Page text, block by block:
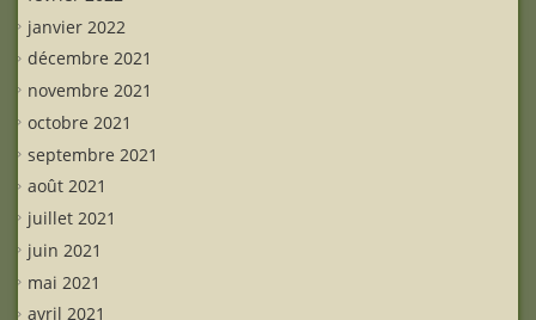
janvier 2022
décembre 2021
novembre 2021
octobre 2021
septembre 2021
août 2021
juillet 2021
juin 2021
mai 2021
avril 2021